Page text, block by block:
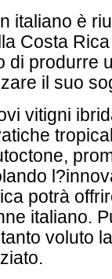
italiano è
Costa Rica
di produrre
il suo
vitigni
potrà
italiano.
voluto